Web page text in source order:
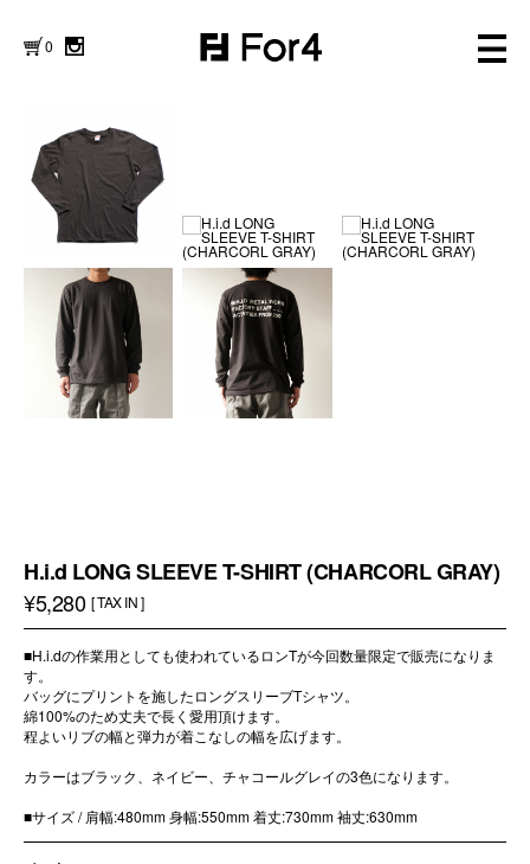
0
WORK WEAR
GOODS
OUTLET
H.i.d LONG SLEEVE T-SHIRT (CHARCORL GRAY)
¥5,280 [ TAX IN ]
■H.i.dの作業用としても使われているロンTが今回数量限定で販売になりま
す。
バッグにプリントを施したロングスリーブTシャツ。
綿100%のため丈夫で長く愛用頂けます。
程よいリブの幅と弾力が着こなしの幅を広げます。
カラーはブラック、ネイビー、チャコールグレイの3色になります。
■サイズ / 肩幅:480mm 身幅:550mm 着丈:730mm 袖丈:630mm